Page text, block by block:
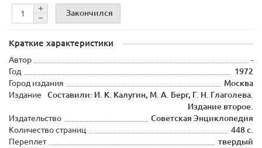
Закончился
Краткие характеристики
Автор
-
Год
1972
Город издания
Москва
Издание
Составили: И. К. Калугин, М. А. Берг, Г. Н. Глаголева.
Издание второе.
Издательство
Советская Энциклопедия
Количество страниц
448 с.
Переплет
твердый